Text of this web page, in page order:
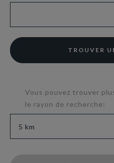
TROUVER
Vous pouvez trouver
le rayon de recherche: